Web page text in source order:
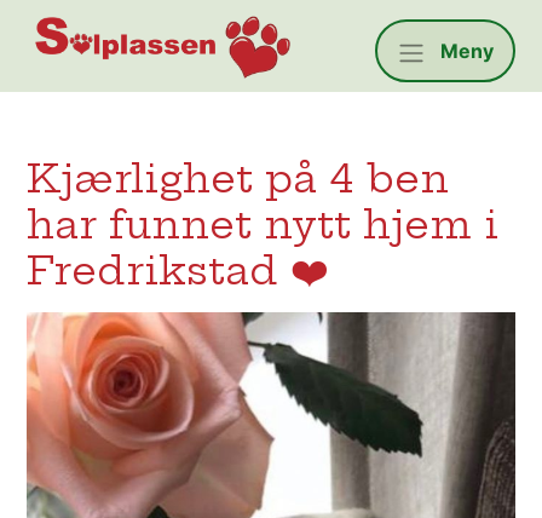
Solplassen
Meny
Kjærlighet på 4 ben
har funnet nytt hjem i
Fredrikstad ❤️